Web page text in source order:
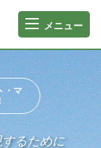
メニュー
・マ
するために